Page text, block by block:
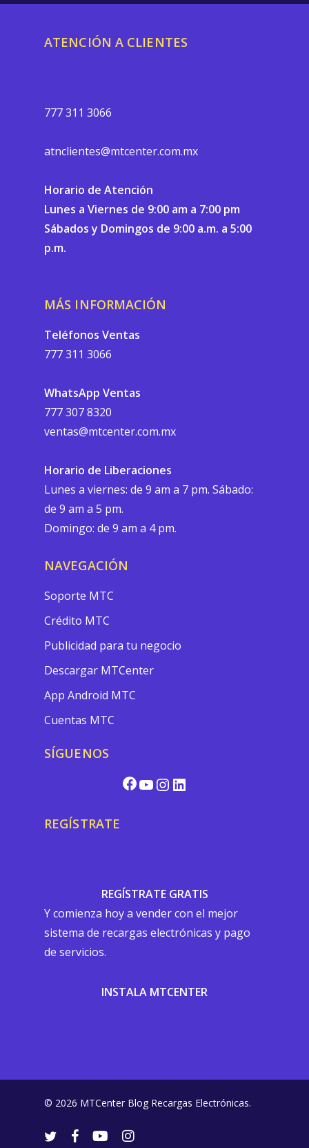
ATENCIÓN A CLIENTES
777 311 3066
atnclientes@mtcenter.com.mx
Horario de Atención
Lunes a Viernes de 9:00 am a 7:00 pm
Sábados y Domingos de 9:00 a.m. a 5:00
p.m.
MÁS INFORMACIÓN
Teléfonos Ventas
777 311 3066
WhatsApp Ventas
777 307 8320
ventas@mtcenter.com.mx
Horario de Liberaciones
Lunes a viernes: de 9 am a 7 pm. Sábado:
de 9 am a 5 pm.
Domingo: de 9 am a 4 pm.
NAVEGACIÓN
Soporte MTC
Crédito MTC
Publicidad para tu negocio
Descargar MTCenter
App Android MTC
Cuentas MTC
SÍGUENOS
REGÍSTRATE
REGÍSTRATE GRATIS
Y comienza hoy a vender con el mejor
sistema de recargas electrónicas y pago
de servicios.
INSTALA MTCENTER
© 2026 MTCenter Blog Recargas Electrónicas.